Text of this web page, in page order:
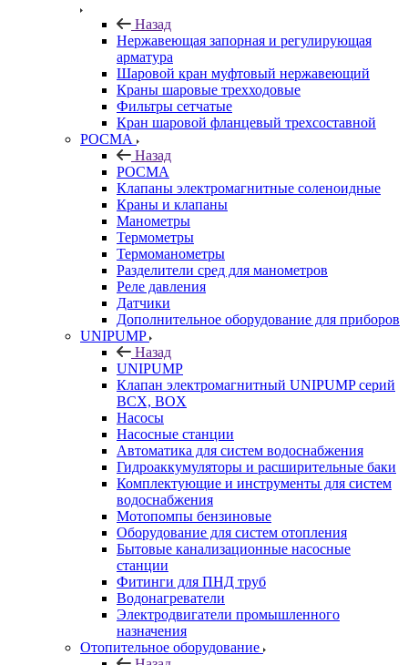
Назад
Нержавеющая запорная и регулирующая
арматура
Шаровой кран муфтовый нержавеющий
Краны шаровые трехходовые
Фильтры сетчатые
Кран шаровой фланцевый трехсоставной
РОСМА
Назад
РОСМА
Клапаны электромагнитные соленоидные
Краны и клапаны
Манометры
Термометры
Термоманометры
Разделители сред для манометров
Реле давления
Датчики
Дополнительное оборудование для приборов
UNIPUMP
Назад
UNIPUMP
Клапан электромагнитный UNIPUMP серий
BCX, BOX
Насосы
Насосные станции
Автоматика для систем водоснабжения
Гидроаккумуляторы и расширительные баки
Комплектующие и инструменты для систем
водоснабжения
Мотопомпы бензиновые
Оборудование для систем отопления
Бытовые канализационные насосные
станции
Фитинги для ПНД труб
Водонагреватели
Электродвигатели промышленного
назначения
Отопительное оборудование